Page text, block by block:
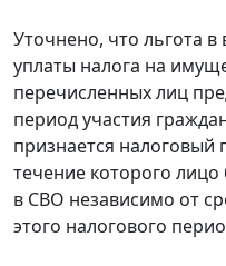
Уточнено, что льгота
уплаты налога на
перечисленных лиц
период участия
признается налоговый
течение которого
в СВО независимо от
этого налогового